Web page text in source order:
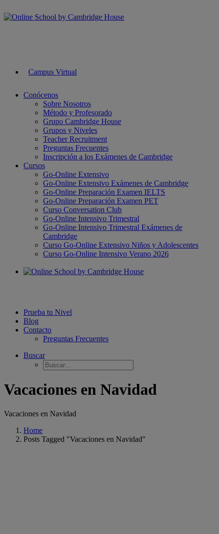
Campus Virtual
Conócenos
Sobre Nosotros
Método y Profesorado
Grupo Cambridge House
Grupos y Niveles
Teacher Recruitment
Preguntas Frecuentes
Inscripción a los Exámenes de Cambridge
Cursos
Go-Online Extensivo
Go-Online Extensivo Exámenes de Cambridge
Go-Online Preparación Examen IELTS
Go-Online Preparación Examen PET
Curso Conversation Club
Go-Online Intensivo Trimestral
Go-Online Intensivo Trimestral Exámenes de
Cambridge
Curso Go-Online Extensivo Niños y Adolescentes
Curso Go-Online Intensivo Verano 2026
Prueba tu Nivel
Blog
Contacto
Preguntas Frecuentes
Buscar
Vacaciones en Navidad
Vacaciones en Navidad
Home
Posts Tagged "Vacaciones en Navidad"